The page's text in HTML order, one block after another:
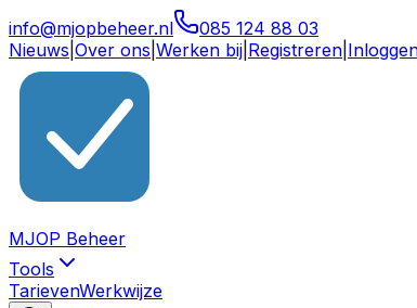
info@mjopbeheer.nl
085 124 88 03
Nieuws Over ons Werken bij Registreren
MJOP Beheer
Tools
TarievenWerkwijze